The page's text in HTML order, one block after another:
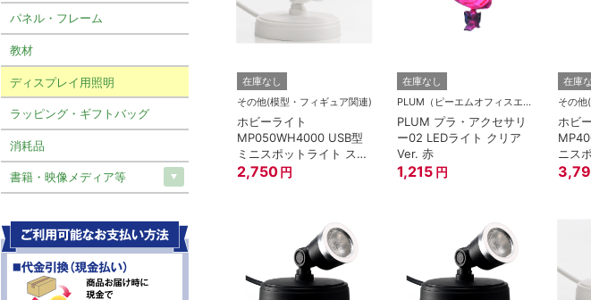
在庫なし
その他(模型・フィギュア関連)
ホビーライト
MP050WH4000 USB型
ミニスポットライト スタ
ンド5cm/白/4000K
2,750 円
在庫なし
PLUM（ピーエムオフィスエー)
PLUM プラ・アクセサリ
ー02 LEDライト クリア
Ver. 赤
1,215 円
在庫
その他
ホビ
ニス
ド
パネル・フレーム
教材
ディスプレイ用照明
ラッピング・ギフトバッグ
消耗品
書籍・映像メディア等